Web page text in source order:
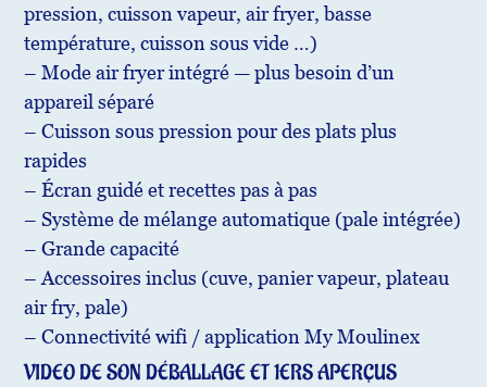
pression, cuisson vapeur, air fryer, basse
température, cuisson sous vide …)
– Mode air fryer intégré — plus besoin d’un
appareil séparé
– Cuisson sous pression pour des plats plus
rapides
– Écran guidé et recettes pas à pas
– Système de mélange automatique (pale intégrée)
– Grande capacité
– Accessoires inclus (cuve, panier vapeur, plateau
air fry, pale)
– Connectivité wifi / application My Moulinex
VIDEO DE SON DÉBALLAGE ET 1ERS APERÇUS